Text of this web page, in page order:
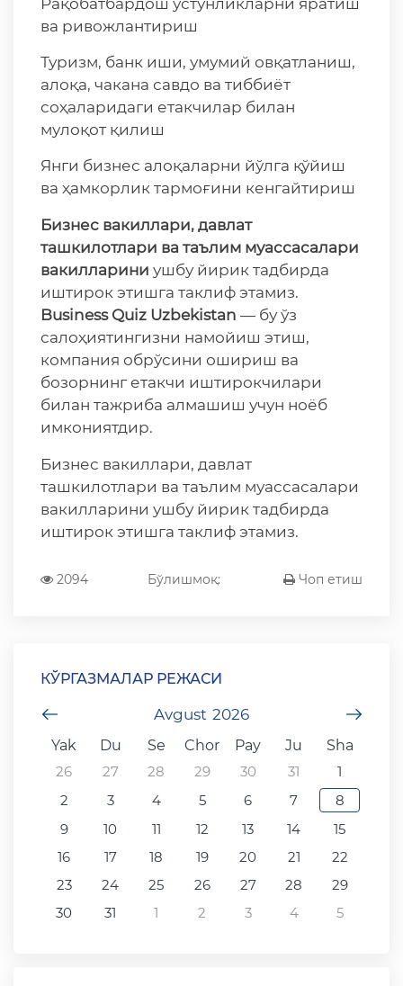
Рақобатбардош устунликларни яратиш
ва ривожлантириш
Туризм, банк иши, умумий овқатланиш,
алоқа, чакана савдо ва тиббиёт
соҳаларидаги етакчилар билан
мулоқот қилиш
Янги бизнес алоқаларни йўлга қўйиш
ва ҳамкорлик тармоғини кенгайтириш
Бизнес вакиллари, давлат
ташкилотлари ва таълим муассасалари
вакилларини ушбу йирик тадбирда
иштирок этишга таклиф этамиз.
Business Quiz Uzbekistan — бу ўз
салоҳиятингизни намойиш этиш,
компания обрўсини ошириш ва
бозорнинг етакчи иштирокчилари
билан тажриба алмашиш учун ноёб
имкониятдир.
Бизнес вакиллари, давлат
ташкилотлари ва таълим муассасалари
вакилларини ушбу йирик тадбирда
иштирок этишга таклиф этамиз.
2094 Бўлишмоқ: Чоп етиш
КЎРГАЗМАЛАР РЕЖАСИ
Avgust 2026
Yak
Du Se Chor Pay Ju
Sha
26
27 28 29 30 31
1
2
3 4 5 6 7
8
9
10 11 12 13 14
15
16
17 18 19 20 21
22
23
24 25 26 27 28
29
30
31 1 2 3 4 5